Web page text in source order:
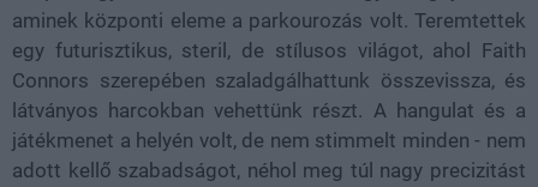
aminek központi eleme a parkourozás volt. Teremtettek
egy futurisztikus, steril, de stílusos világot, ahol Faith
Connors szerepében szaladgálhattunk összevissza, és
látványos harcokban vehettünk részt. A hangulat és a
játékmenet a helyén volt, de nem stimmelt minden - nem
adott kellő szabadságot, néhol meg túl nagy precizitást